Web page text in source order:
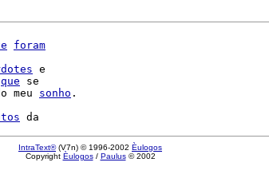
foram
e
que se
meu sonho .
IntraText®(V7n) © 1996-2002 Èulogos
Copyright Èulogos/ Paulus© 2002